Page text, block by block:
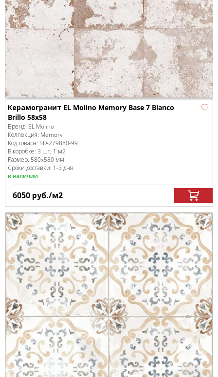
Керамогранит EL Molino Memory Base 7 Blanco
Brillo 58x58
Бренд: EL Molino
Коллекция: Memory
Код товара: SD-279880-99
В коробке: 3 шт, 1 м2
Размер: 580x580 мм
Сроки доставки: 1-3 дня
в наличии
6050 руб./м2